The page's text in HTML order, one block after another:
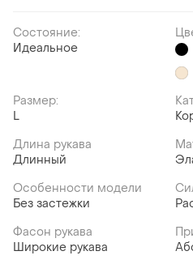
Состояние:
Идеальное
Размер:
L
Длина рукава
Длинный
Особенности модели
Без застежки
Фасон рукава
Широкие рукава